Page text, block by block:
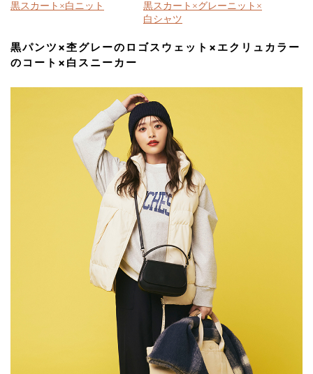
黒スカート×白ニット
黒スカート×グレーニット×
白シャツ
黒パンツ×杢グレーのロゴスウェット×エクリュカラー
のコート×白スニーカー